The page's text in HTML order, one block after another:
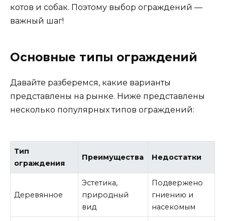
котов и собак. Поэтому выбор ограждений —
важный шаг!
Основные типы ограждений
Давайте разберемся, какие варианты
представлены на рынке. Ниже представлены
несколько популярных типов ограждений:
Тип
ограждения
Преимущества Недостатки
Деревянное
Эстетика,
природный
вид
Подвержено
гниению и
насекомым